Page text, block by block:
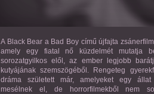
A Black Bear a Bad Boy című újfajta
amely egy fiatal nő küzdelmét mutatja
sorozatgyilkos elől, az ember legjobb
kutyájának szemszögéből. Rengeteg
dráma született már, amelyeket egy állat
mesélnek el, de horrorfilmekből nem